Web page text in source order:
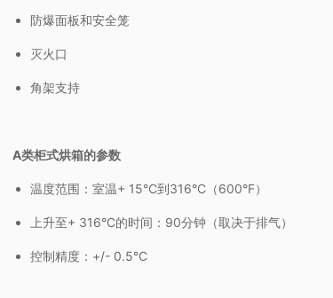
防爆面板和安全笼
灭火口
角架支持
A类柜式烘箱的参数
温度范围：室温+ 15°C到316°C（600°F）
上升至+ 316°C的时间：90分钟（取决于排气）
控制精度：+/- 0.5°C